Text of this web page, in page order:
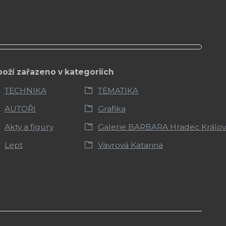
zařazeno v kategoriích
TECHNIKA
TÉMATIKA
AUTOŘI
Grafika
Akty a figury
Galerie BARBARA Hradec
Lept
Vavrová Katarina